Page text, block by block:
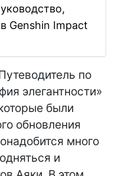
Genshin Impact
по
элегантности»
были
обновления
много
и